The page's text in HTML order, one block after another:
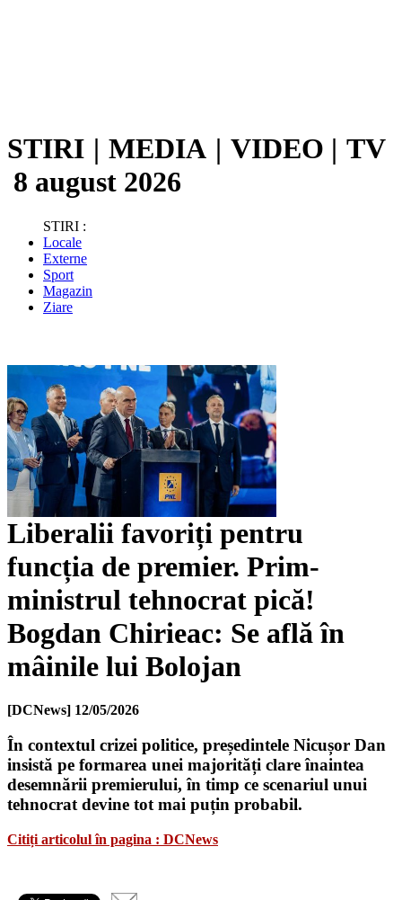
STIRI | MEDIA | VIDEO | TV
8 august 2026
STIRI :
Locale
Externe
Sport
Magazin
Ziare
Liberalii favoriți pentru
funcția de premier. Prim-
ministrul tehnocrat pică!
Bogdan Chirieac: Se află în
mâinile lui Bolojan
[DCNews] 12/05/2026
În contextul crizei politice, președintele Nicușor Dan
insistă pe formarea unei majorități clare înaintea
desemnării premierului, în timp ce scenariul unui
tehnocrat devine tot mai puțin probabil.
Citiți articolul în pagina : DCNews